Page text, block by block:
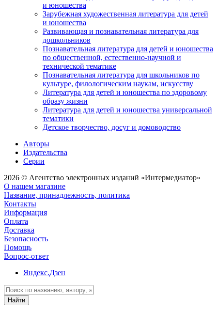
и юношества
Зарубежная художественная литература для детей
и юношества
Развивающая и познавательная литература для
дошкольников
Познавательная литература для детей и юношества
по общественной, естественно-научной и
технической тематике
Познавательная литература для школьников по
культуре, филологическим наукам, искусству
Литература для детей и юношества по здоровому
образу жизни
Литература для детей и юношества универсальной
тематики
Детское творчество, досуг и домоводство
Авторы
Издательства
Серии
2026 © Агентство электронных изданий «Интермедиатор»
О нашем магазине
Название, принадлежность, политика
Контакты
Информация
Оплата
Доставка
Безопасность
Помощь
Вопрос-ответ
Яндекс.Дзен
Найти